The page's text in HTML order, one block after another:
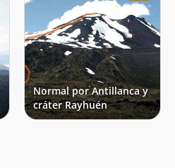
Normal por Antillanca y
cráter Rayhuén